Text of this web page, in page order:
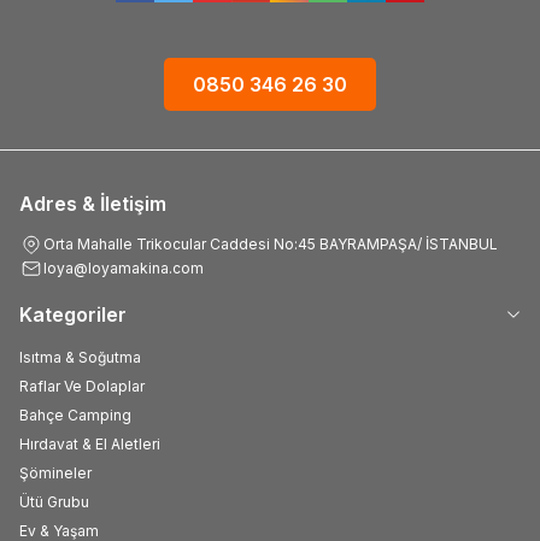
0850 346 26 30
Adres & İletişim
Orta Mahalle Trikocular Caddesi No:45 BAYRAMPAŞA/ İSTANBUL
loya@loyamakina.com
Kategoriler
Isıtma & Soğutma
Raflar Ve Dolaplar
Bahçe Camping
Hırdavat & El Aletleri
Şömineler
Ütü Grubu
Ev & Yaşam